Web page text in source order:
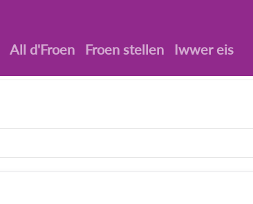
All d'Froen Froen stellen Iwwer eis